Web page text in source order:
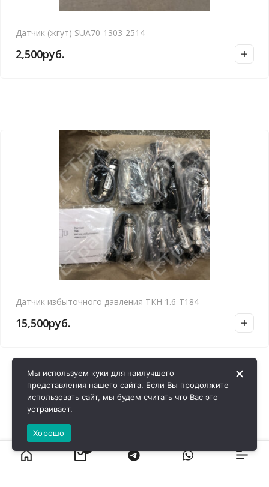
Датчик (жгут) SUA70-1303-2514
2,500руб.
Датчик избыточного давления ТКН 1.6-Т184
15,500руб.
Мы используем куки для наилучшего
представления нашего сайта. Если Вы продолжите
использовать сайт, мы будем считать что Вас это
устраивает.
Хорошо